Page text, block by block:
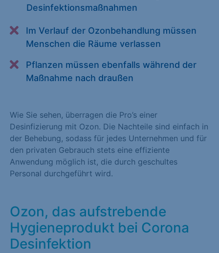
Desinfektionsmaßnahmen
Im Verlauf der Ozonbehandlung müssen
Menschen die Räume verlassen
Pflanzen müssen ebenfalls während der
Maßnahme nach draußen
Wie Sie sehen, überragen die Pro’s einer
Desinfizierung mit Ozon. Die Nachteile sind einfach in
der Behebung, sodass für jedes Unternehmen und für
den privaten Gebrauch stets eine effiziente
Anwendung möglich ist, die durch geschultes
Personal durchgeführt wird.
Ozon, das aufstrebende
Hygieneprodukt bei Corona
Desinfektion
Alle akzeptieren Speichern
Zurück
Essenzielle Cookies ermöglichen grundlegende Funktionen und
Statistiken (1)
Statistik Cookies erfassen Informationen anonym. Diese
Informationen helfen uns zu verstehen, wie unsere Besucher
unsere Website nutzen. Statistik Cookies erfassen Informationen
anonym. Diese Informationen helfen uns zu verstehen, wie
Cookie-Informationen anzeigen
Marketing (1)
Marketing-Cookies werden von Drittanbietern oder Publishern